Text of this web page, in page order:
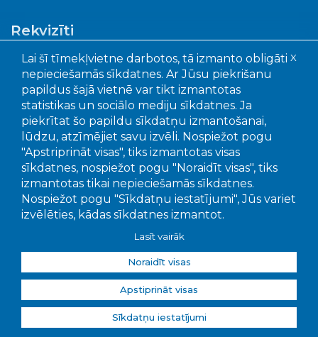
Rekvizīti
Ogres novada pašvaldības aģentūra "Ogres
komunikācijas"
Faktiskā adrese: Akmeņu iela 43, Ogre, LV – 5001
Juridiskā adrese: Mālkalnes pr. 3, Ogre, LV- 5001
Reģistrācijas Nr.: 90010402651
Bankas un kontu numuri:
SEB banka, LV15UNLA0050022655707
Swedbanka, LV56HABA0551039295649
Citadele banka LV92PARX0016381020001
Ogres Komunikācijas, publicētā satura visas
tiesības aizsargātas.
X
Lai šī tīmekļvietne darbotos, tā izmanto obligāti
nepieciešamās sīkdatnes. Ar Jūsu piekrišanu
papildus šajā vietnē var tikt izmantotas
statistikas un sociālo mediju sīkdatnes. Ja
piekrītat šo papildu sīkdatņu izmantošanai,
lūdzu, atzīmējiet savu izvēli. Nospiežot pogu
"Apstriprināt visas", tiks izmantotas visas
sīkdatnes, nospiežot pogu "Noraidīt visas", tiks
izmantotas tikai nepieciešamās sīkdatnes.
Nospiežot pogu "Sīkdatņu iestatījumi", Jūs variet
izvēlēties, kādas sīkdatnes izmantot.
Lasīt vairāk
Noraidīt visas
Apstiprināt visas
Sīkdatņu iestatījumi